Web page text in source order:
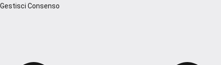
Gestisci Consenso